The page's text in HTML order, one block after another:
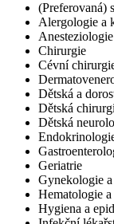
(Preferovaná)
Alergologie a
Chirurgie
Cévní
Dětská a
Dětská
Dětská
Geriatrie
Gynekologie
Hematologie
Hygiena a